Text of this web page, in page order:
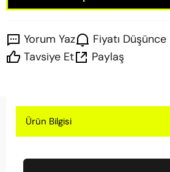
Yorum Yaz
Fiyatı
Tavsiye Et
Paylaş
Ürün Bilgisi